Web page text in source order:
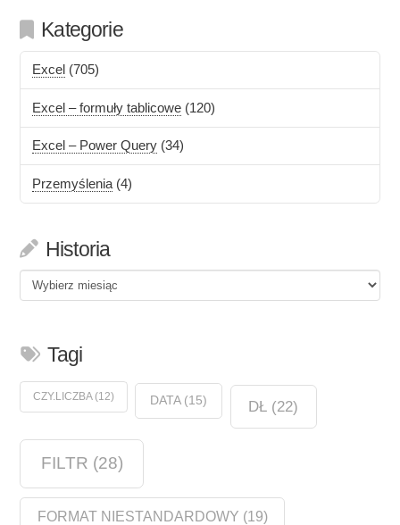
Kategorie
Excel (705)
Excel – formuły tablicowe (120)
Excel – Power Query (34)
Przemyślenia (4)
Historia
Historia
Tagi
CZY.LICZBA(12) DATA(15) DŁ (22)
FILTR (28)
FORMAT NIESTANDARDOWY (19)